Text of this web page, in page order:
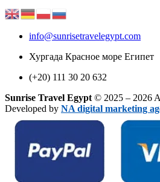
info@sunrisetravelegypt.com
Хургада Красное море Египет
(+20) 111 30 20 632
Sunrise Travel Egypt © 2025 – 2026
Developed by NA digital marketing